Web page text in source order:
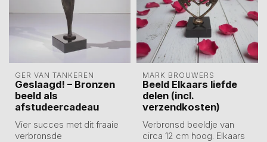
GER VAN TANKEREN
Geslaagd! – Bronzen
beeld als
afstudeercadeau
Vier succes met dit fraaie
verbronsde
MARK BROUWERS
Beeld Elkaars liefde
delen (incl.
verzendkosten)
Verbronsd beeldje van
circa 12 cm hoog. Elkaars